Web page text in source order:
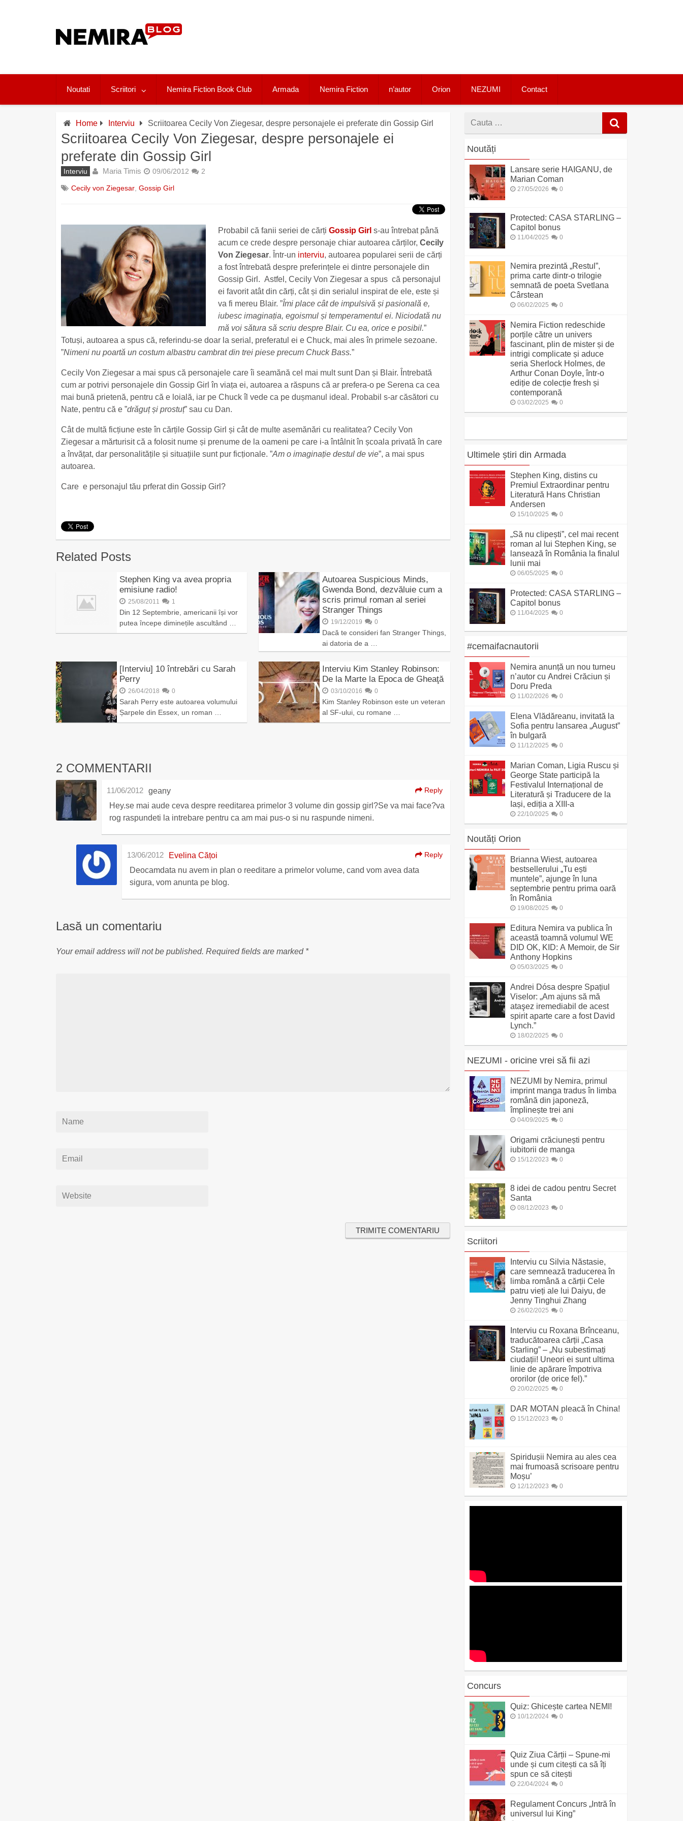
Noutati Scriitori Nemira Fiction Book Club Armada Nemira Fiction n’autor Orion NEZUMI Contact
Home Interviu Scriitoarea Cecily Von Ziegesar, despre personajele ei preferate din Gossip Girl
Scriitoarea Cecily Von Ziegesar, despre personajele ei
preferate din Gossip Girl
Interviu Maria Timis 09/06/2012 2
Cecily von Ziegesar Gossip Girl
Probabil că fanii seriei de cărți Gossip Girl s-au întrebat până
acum ce crede despre personaje chiar autoarea cărților, Cecily
Von Ziegesar. Într-un interviu, autoarea popularei serii de cărți
a fost întrebată despre preferințele ei dintre personajele din
Gossip Girl. Astfel, Cecily Von Ziegesar a spus că personajul
ei favorit atât din cărți, cât și din serialul inspirat de ele, este și
va fi mereu Blair. ”Îmi place cât de impulsivă și pasională e,
iubesc imaginația, egoismul și temperamentul ei. Niciodată nu
mă voi sătura să scriu despre Blair. Cu ea, orice e posibil.”
Totuși, autoarea a spus că, referindu-se doar la serial, preferatul ei e Chuck, mai ales în primele sezoane.
”Nimeni nu poartă un costum albastru cambrat din trei piese precum Chuck Bass.”
Cecily Von Ziegesar a mai spus că personajele care îi seamănă cel mai mult sunt Dan și Blair. Întrebată
cum ar potrivi personajele din Gossip Girl în viața ei, autoarea a răspuns că ar prefera-o pe Serena ca cea
mai bună prietenă, pentru că e loială, iar pe Chuck îl vede ca pe dușmanul ideal. Probabil s-ar căsători cu
Nate, pentru că e ”drăguț și prostuț” sau cu Dan.
Cât de multă ficțiune este în cărțile Gossip Girl și cât de multe asemănări cu realitatea? Cecily Von
Ziegesar a mărturisit că a folosit nume și prenume de la oameni pe care i-a întâlnit în școala privată în care
a învățat, dar personalitățile și situațiile sunt pur ficționale. ”Am o imaginație destul de vie”, a mai spus
autoarea.
Care e personajul tău prferat din Gossip Girl?
Related Posts
Stephen King va avea propria
emisiune radio!
25/08/2011 1
Din 12 Septembrie, americanii își vor
putea începe diminețile ascultând …
Autoarea Suspicious Minds,
Gwenda Bond, dezvăluie cum a
scris primul roman al seriei
Stranger Things
19/12/2019 0
Dacă te consideri fan Stranger Things,
ai datoria de a …
[Interviu] 10 întrebări cu Sarah
Perry
26/04/2018 0
Sarah Perry este autoarea volumului
Șarpele din Essex, un roman …
Interviu Kim Stanley Robinson:
De la Marte la Epoca de Gheaţă
03/10/2016 0
Kim Stanley Robinson este un veteran
al SF-ului, cu romane …
2 COMMENTARII
geany
11/06/2012 Reply
Hey.se mai aude ceva despre reeditarea primelor 3 volume din gossip girl?Se va mai face?va
rog raspundeti la intrebare pentru ca am mai pus-o si nu raspunde nimeni.
Evelina Cățoi
13/06/2012 Reply
Deocamdata nu avem in plan o reeditare a primelor volume, cand vom avea data
sigura, vom anunta pe blog.
Lasă un comentariu
Your email address will not be published. Required fields are marked *
Cauta
Noutăți
Lansare serie HAIGANU, de
Marian Coman
27/05/2026 0
Protected: CASA STARLING –
Capitol bonus
11/04/2025 0
Nemira prezintă „Restul”,
prima carte dintr-o trilogie
semnată de poeta Svetlana
Cârstean
06/02/2025 0
Nemira Fiction redeschide
porțile către un univers
fascinant, plin de mister și de
intrigi complicate și aduce
seria Sherlock Holmes, de
Arthur Conan Doyle, într-o
ediție de colecție fresh și
contemporană
03/02/2025 0
Ultimele știri din Armada
Stephen King, distins cu
Premiul Extraordinar pentru
Literatură Hans Christian
Andersen
15/10/2025 0
„Să nu clipești”, cel mai recent
roman al lui Stephen King, se
lansează în România la finalul
lunii mai
06/05/2025 0
Protected: CASA STARLING –
Capitol bonus
11/04/2025 0
#cemaifacnautorii
Nemira anunță un nou turneu
n’autor cu Andrei Crăciun și
Doru Preda
11/02/2026 0
Elena Vlădăreanu, invitată la
Sofia pentru lansarea „August”
în bulgară
11/12/2025 0
Marian Coman, Ligia Ruscu și
George State participă la
Festivalul Internațional de
Literatură și Traducere de la
Iași, ediția a XIII-a
22/10/2025 0
Noutăți Orion
Brianna Wiest, autoarea
bestsellerului „Tu ești
muntele”, ajunge în luna
septembrie pentru prima oară
în România
19/08/2025 0
Editura Nemira va publica în
această toamnă volumul WE
DID OK, KID: A Memoir, de Sir
Anthony Hopkins
05/03/2025 0
Andrei Dósa despre Spațiul
Viselor: „Am ajuns să mă
ataşez iremediabil de acest
spirit aparte care a fost David
Lynch.”
18/02/2025 0
NEZUMI - oricine vrei să fii azi
NEZUMI by Nemira, primul
imprint manga tradus în limba
română din japoneză,
împlinește trei ani
04/09/2025 0
Origami crăciunești pentru
iubitorii de manga
15/12/2023 0
8 idei de cadou pentru Secret
Santa
08/12/2023 0
Scriitori
Interviu cu Silvia Năstasie,
care semnează traducerea în
limba română a cărții Cele
patru vieți ale lui Daiyu, de
Jenny Tinghui Zhang
26/02/2025 0
Interviu cu Roxana Brînceanu,
traducătoarea cărții „Casa
Starling” – „Nu subestimați
ciudații! Uneori ei sunt ultima
linie de apărare împotriva
ororilor (de orice fel).”
20/02/2025 0
DAR MOTAN pleacă în China!
15/12/2023 0
Spiridușii Nemira au ales cea
mai frumoasă scrisoare pentru
Moșu’
12/12/2023 0
Concurs
Quiz: Ghicește cartea NEMI!
10/12/2024 0
Quiz Ziua Cărții – Spune-mi
unde și cum citești ca să îți
spun ce să citești
22/04/2024 0
Regulament Concurs „Intră în
universul lui King”